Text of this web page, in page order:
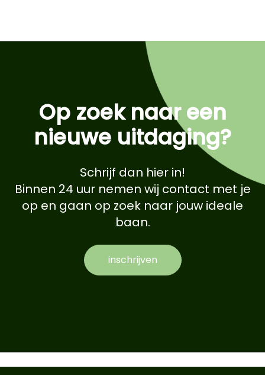
Op zoek naar een
nieuwe uitdaging?
Schrijf dan hier in!
Binnen 24 uur nemen wij contact met je
op en gaan op zoek naar jouw ideale
baan.
inschrijven